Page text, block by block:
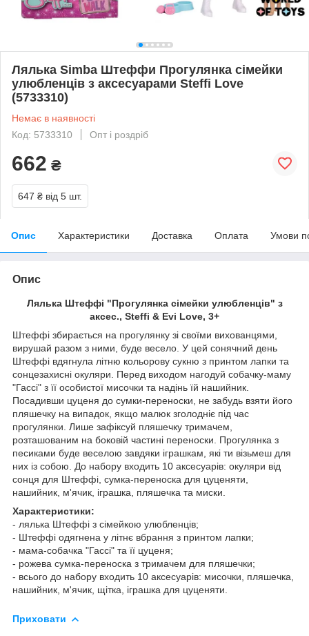
Лялька Simba Штеффи Прогулянка сімейки
улюбленців з аксесуарами Steffi Love
(5733310)
Немає в наявності
Код: 5733310
Опт і роздріб
662 ₴
647 ₴ від 5 шт.
Опис Характеристики Доставка Оплата Умови
Опис
Лялька Штеффі "Прогулянка сімейки улюбленців" з
аксес., Steffi & Evi Love, 3+
Штеффі збирається на прогулянку зі своїми вихованцями,
вирушай разом з ними, буде весело. У цей сонячний день
Штеффі вдягнула літню кольорову сукню з принтом лапки та
сонцезахисні окуляри. Перед виходом нагодуй собачку-маму
"Гассі" з її особистої мисочки та надінь їй нашийник.
Посадивши цуценя до сумки-переноски, не забудь взяти його
пляшечку на випадок, якщо малюк зголодніє під час
прогулянки. Лише зафіксуй пляшечку тримачем,
розташованим на боковій частині переноски. Прогулянка з
песиками буде веселою завдяки іграшкам, які ти візьмеш для
них із собою. До набору входить 10 аксесуарів: окуляри від
сонця для Штеффі, сумка-переноска для цуценяти,
нашийник, м'ячик, іграшка, пляшечка та миски.
Характеристики:
- лялька Штеффі з сімейкою улюбленців;
- Штеффі одягнена у літнє вбрання з принтом лапки;
- мама-собачка "Гассі" та її цуценя;
- рожева сумка-переноска з тримачем для пляшечки;
- всього до набору входить 10 аксесуарів: мисочки, пляшечка,
нашийник, м'ячик, щітка, іграшка для цуценяти.
Приховати